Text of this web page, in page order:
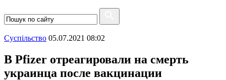
Суспiльство 05.07.2021 08:02
В Pfizer отреагировали на смерть
украинца после вакцинации